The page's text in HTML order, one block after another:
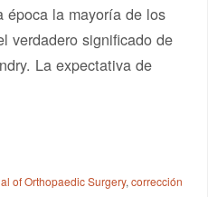
la mayoría de los
verdadero significado de
La expectativa de
of Orthopaedic Surgery,corrección